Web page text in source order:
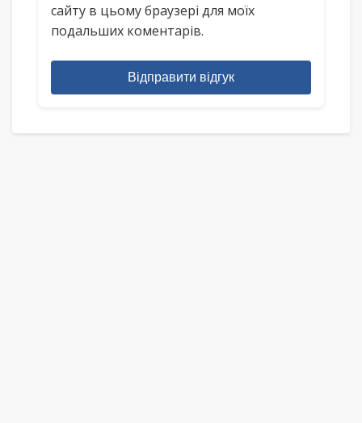
сайту в цьому браузері для моїх
подальших коментарів.
Відправити відгук